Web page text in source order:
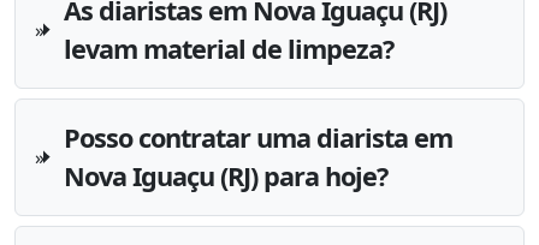
As diaristas em Nova Iguaçu (RJ)
levam material de limpeza?
Posso contratar uma diarista em
Nova Iguaçu (RJ) para hoje?